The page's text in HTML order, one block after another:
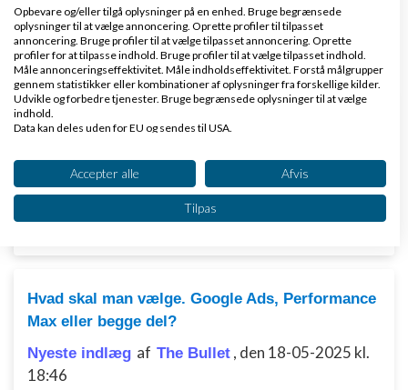
Google Adwords & andre PPC marketing
programmer
Emner
Google Maps
09-2025 kl. 08:40
3 svar
Hvad skal man vælge. Google Ads, Performance
Max eller begge del?
Nyeste indlæg af The Bullet , den 18-05-2025 kl.
18:46
Opbevare og/eller tilgå oplysninger på en enhed. Bruge begrænsede
oplysninger til at vælge annoncering. Oprette profiler til tilpasset
annoncering. Bruge profiler til at vælge tilpasset annoncering. Oprette
profiler for at tilpasse indhold. Bruge profiler til at vælge tilpasset indhold.
Måle annonceringseffektivitet. Måle indholdseffektivitet. Forstå målgrupper
gennem statistikker eller kombinationer af oplysninger fra forskellige kilder.
Udvikle og forbedre tjenester. Bruge begrænsede oplysninger til at vælge
indhold.
Data kan deles uden for EU og sendes til USA.
Se partnerliste (2 IAB-leverandører)
Vi bruger dine data til følgende formål:
IAB's behandlingsformål:
Bruge begrænsede oplysninger til at vælge
annoncering
Oprette profiler til tilpasset annoncering
Accepter alle Afvis
Tilpas